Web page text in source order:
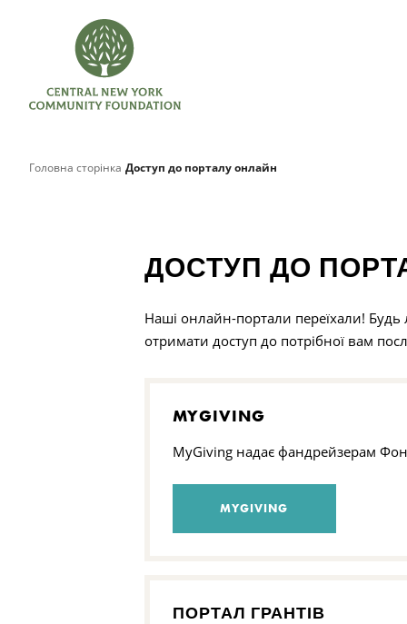
Головна сторінка Доступ до порталу онлайн
ДОСТУП ДО
Наші онлайн-портали переїхали!
отримати доступ до потрібної вам
MYGIVING
MyGiving надає фандрейзерам
MYGIVING
ПОРТАЛ ГРАНТІВ